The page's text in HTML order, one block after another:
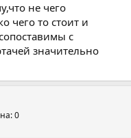
не чего
чего то стоит и
с
значительно
0